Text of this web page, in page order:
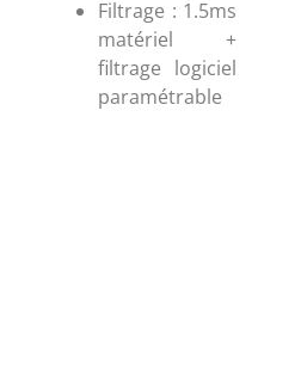
Filtrage : 1.5ms
matériel +
filtrage logiciel
paramétrable